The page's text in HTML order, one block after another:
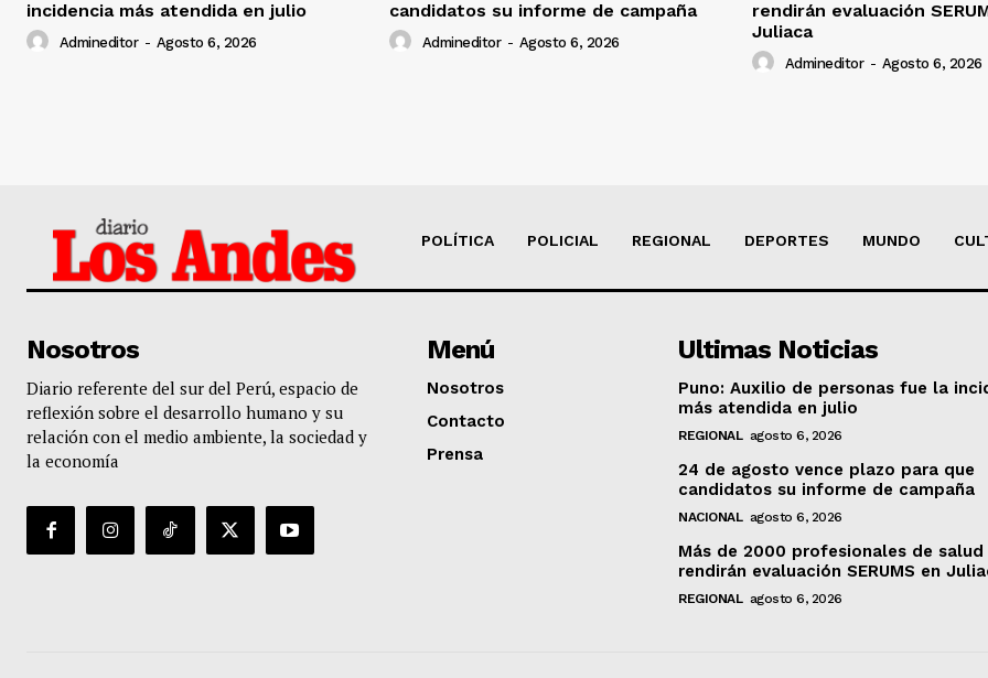
incidencia más atendida en julio
Admineditor - Agosto 6, 2026
candidatos su informe de campaña
Admineditor - Agosto 6, 2026
rendirán evaluación
Juliaca
Admineditor - Agosto 6, 2026
POLÍTICA POLICIAL REGIONAL DEPORTES MUNDO
Nosotros
Diario referente del sur del Perú, espacio de
reflexión sobre el desarrollo humano y su
relación con el medio ambiente, la sociedad y
la economía
Menú
Nosotros
Contacto
Prensa
Ultimas Noticias
Puno: Auxilio de personas fue la
más atendida en julio
REGIONAL agosto 6, 2026
24 de agosto vence plazo para que
candidatos su informe de campaña
NACIONAL agosto 6, 2026
Más de 2000 profesionales de salud
rendirán evaluación SERUMS en
REGIONAL agosto 6, 2026